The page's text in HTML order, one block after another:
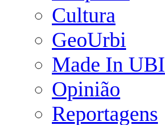
Cultura
GeoUrbi
Made In UBI
Opinião
Reportagens